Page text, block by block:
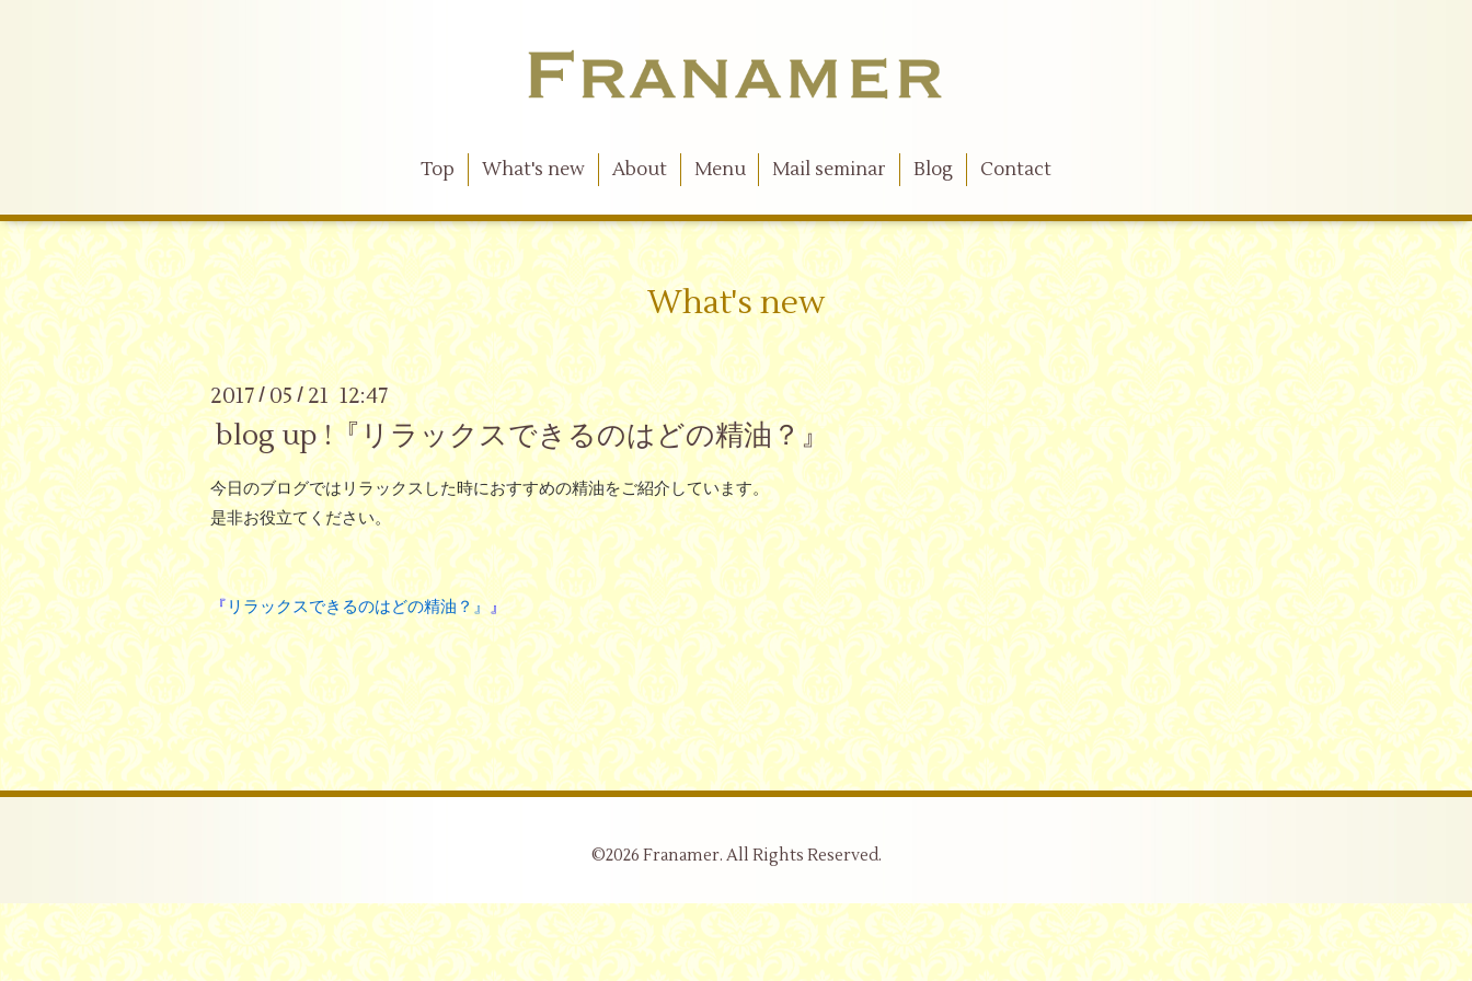
Top What's new About Menu Mail seminar Blog Contact
What's new
2017/05/ 21 12:47
blog up !『リラックスできるのはどの精油？』
今日のブログではリラックスした時におすすめの精油をご紹介しています。
是非お役立てください。
『リラックスできるのはどの精油？』』
©2026 Franamer. All Rights Reserved.